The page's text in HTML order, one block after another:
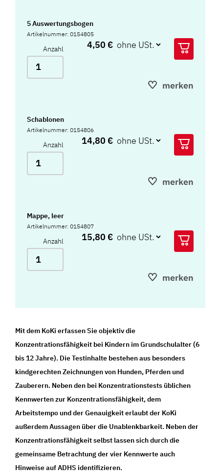
5 Auswertungsbogen
Artikelnummer: 0154805
Anzahl 4,50 €
merken
Schablonen
Artikelnummer: 0154806
Anzahl 14,80 €
merken
Mappe, leer
Artikelnummer: 0154807
Anzahl 15,80 €
merken
Mit dem KoKi erfassen Sie objektiv die
Konzentrationsfähigkeit bei Kindern im Grundschulalter (6
bis 12 Jahre). Die Testinhalte bestehen aus besonders
kindgerechten Zeichnungen von Hunden, Pferden und
Zauberern. Neben den bei Konzentrationstests üblichen
Kennwerten zur Konzentrationsfähigkeit, dem
Arbeitstempo und der Genauigkeit erlaubt der KoKi
außerdem Aussagen über die Unablenkbarkeit. Neben der
Konzentrationsfähigkeit selbst lassen sich durch die
gemeinsame Betrachtung der vier Kennwerte auch
Hinweise auf ADHS identifizieren.